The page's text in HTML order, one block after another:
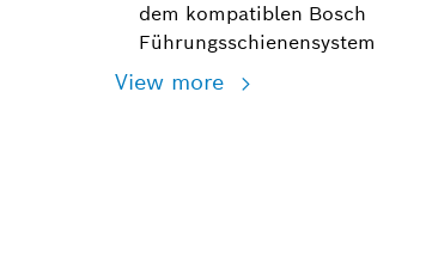
dem kompatiblen Bosch
Führungsschienensystem
View more